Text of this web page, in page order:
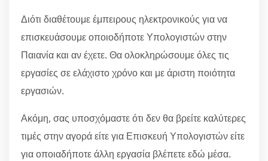
Διότι διαθέτουμε έμπειρους ηλεκτρονικούς για να
επισκευάσουμε οποιοδήποτε Υπολογιστών στην
Παιανία και αν έχετε. Θα ολοκληρώσουμε όλες τις
εργασίες σε ελάχιστο χρόνο και με άριστη ποιότητα
εργασιών.
Ακόμη, σας υποσχόμαστε ότι δεν θα βρείτε καλύτερες
τιμές στην αγορά είτε για Επισκευή Υπολογιστών είτε
για οποιαδήποτε άλλη εργασία βλέπετε εδώ μέσα.